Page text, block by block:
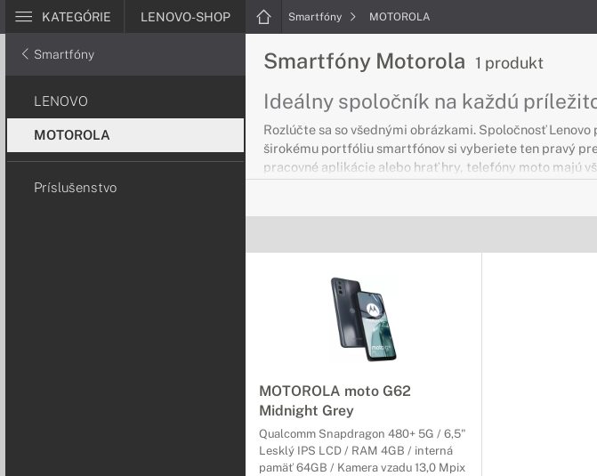
KATEGÓRIE LENOVO-SHOP Smartfóny MOTOROLA
Smartfóny
LENOVO
MOTOROLA
Príslušenstvo
Smartfóny Motorola 1 produkt
Ideálny spoločník na každú
Rozlúčte sa so všednými obrázkami. Spoločnosť
širokému portfóliu smartfónov si vyberiete ten pravý
pracovné aplikácie alebo hrať hry, telefóny moto majú
MOTOROLA moto G62
Midnight Grey
Qualcomm Snapdragon 480+ 5G / 6,5"
Lesklý IPS LCD / RAM 4GB / interná
pamäť 64GB / Kamera vzadu 13,0 Mpix